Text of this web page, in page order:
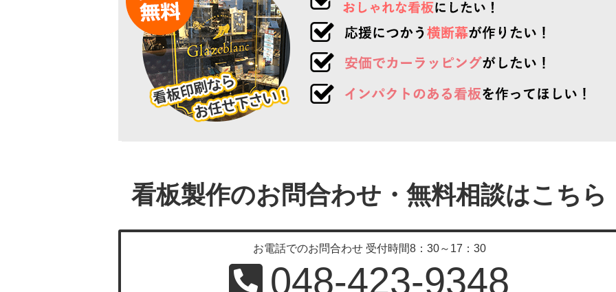
看板製作のお問合わせ・無料相談はこちら
お電話でのお問合わせ 受付時間8：30～17：30
048-423-9348